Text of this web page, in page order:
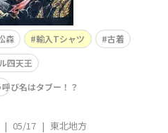
森 輸入Tシャツ
古着
四天王
び名はタブー！？
| 05/17 | 東北地方